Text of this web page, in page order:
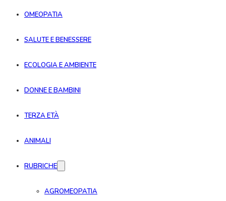
OMEOPATIA
SALUTE E BENESSERE
ECOLOGIA E AMBIENTE
DONNE E BAMBINI
TERZA ETÀ
ANIMALI
RUBRICHE
AGROMEOPATIA